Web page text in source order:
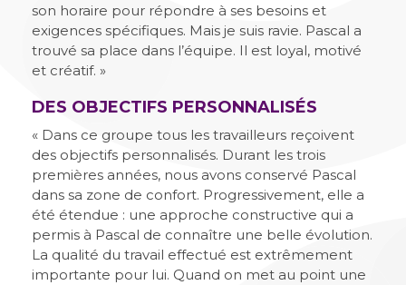
son horaire pour répondre à ses besoins et
exigences spécifiques. Mais je suis ravie. Pascal a
trouvé sa place dans l’équipe. Il est loyal, motivé
et créatif. »
DES OBJECTIFS PERSONNALISÉS
« Dans ce groupe tous les travailleurs reçoivent
des objectifs personnalisés. Durant les trois
premières années, nous avons conservé Pascal
dans sa zone de confort. Progressivement, elle a
été étendue : une approche constructive qui a
permis à Pascal de connaître une belle évolution.
La qualité du travail effectué est extrêmement
importante pour lui. Quand on met au point une